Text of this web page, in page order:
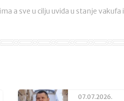
a sve u cilju uvida u stanje vakufa i
07.07.2026.